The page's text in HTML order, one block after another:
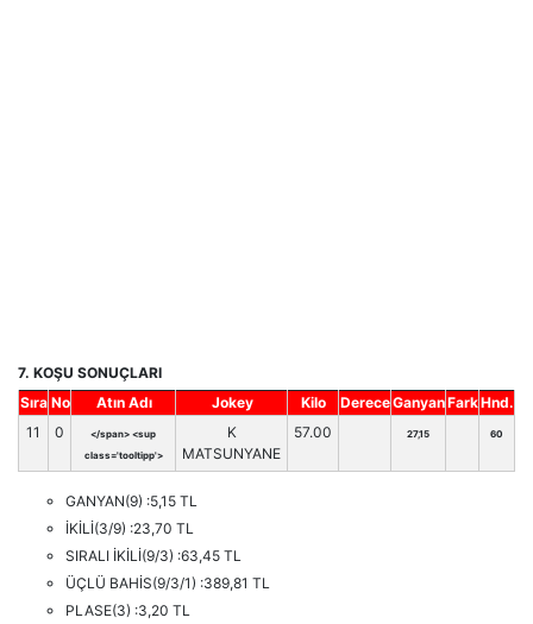
7. KOŞU SONUÇLARI
Sıra No Atın Adı Jokey Kilo DereceGanyanFarkHnd.
11
0
</span> <sup
class='tooltipp'>
K
MATSUNYANE
57.00 27,15 60
GANYAN(9) :5,15 TL
İKİLİ(3/9) :23,70 TL
SIRALI İKİLİ(9/3) :63,45 TL
ÜÇLÜ BAHİS(9/3/1) :389,81 TL
PLASE(3) :3,20 TL